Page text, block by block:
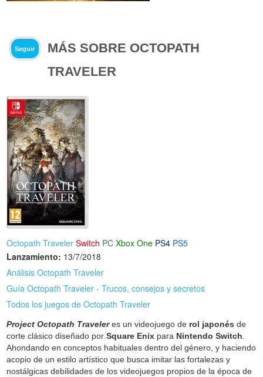
Seguir
MÁS SOBRE OCTOPATH
TRAVELER
Octopath Traveler Switch PC Xbox One PS4 PS5
Lanzamiento: 13/7/2018
Análisis Octopath Traveler
Guía Octopath Traveler - Trucos, consejos y secretos
Todos los juegos de Octopath Traveler
Project Octopath Traveleres un videojuego de rol japonés de
corte clásico diseñado porSquare Enix para Nintendo Switch
Ahondando en conceptos habituales dentro del género, y haciendo
acopio de un estilo artístico que busca imitar las fortalezas y
nostálgicas debilidades de los videojuegos propios de la época de